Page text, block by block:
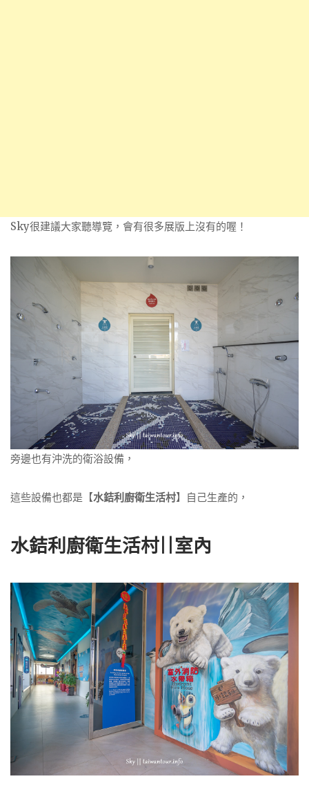
Sky很建議大家聽導覽，會有很多展版上沒有的喔！
旁邊也有沖洗的衛浴設備，
這些設備也都是【水銡利廚衛生活村】自己生產的，
水銡利廚衛生活村||室內